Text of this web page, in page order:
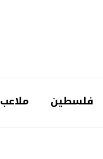
فلسطين ملاعب